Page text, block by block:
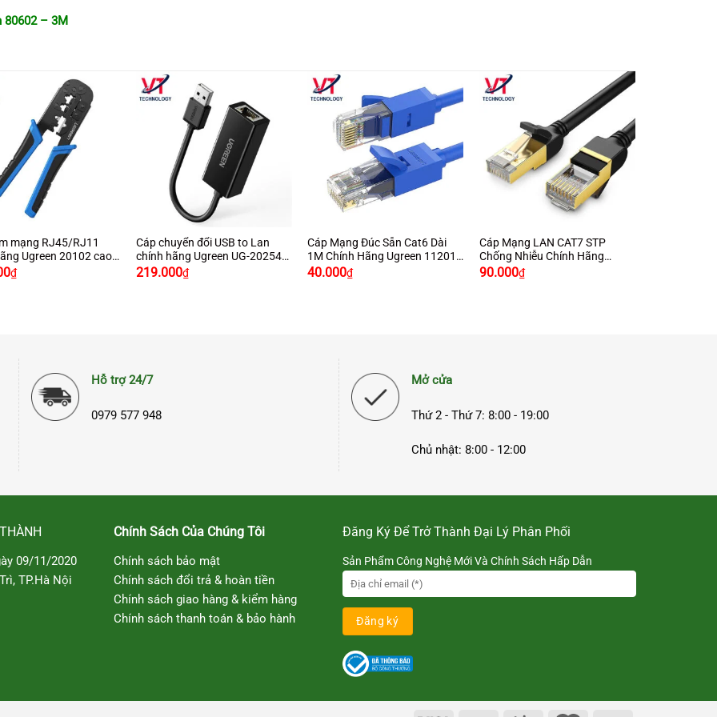
80602 – 3M
mạng RJ45/RJ11
Ugreen 20102 cao
xanh đen
₫
Cáp chuyển đổi USB to Lan
chính hãng Ugreen UG-20254
hỗ trợ Macbook, Windows
219.000₫
Cáp Mạng Đúc Sẵn Cat6 Dài
1M Chính Hãng Ugreen 11201
Cao Cấp
40.000₫
Cáp Mạng LAN CAT7 STP
Chống Nhiễu Chính Hãng
Ugreen 11268 1M Màu Đen
90.000₫
Hỗ trợ 24/7
0979 577 948
Mở cửa
Thứ 2 - Thứ 7: 8:00 - 19:00
Chủ nhật: 8:00 - 12:00
09/11/2020
TP.Hà Nội
Chính Sách Của Chúng Tôi
Chính sách bảo mật
Chính sách đổi trả & hoàn tiền
Chính sách giao hàng & kiểm hàng
Chính sách thanh toán & bảo hành
Đăng Ký Để Trở Thành Đại Lý Phân Phối
Sản Phẩm Công Nghệ Mới Và Chính Sách Hấp Dẫn